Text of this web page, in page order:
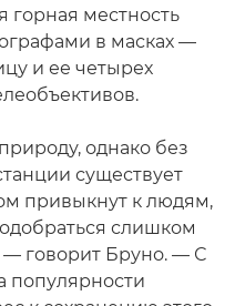
горная местность
в масках —
и ее четырех
однако без
существует
привыкнут к людям,
слишком
— говорит Бруно. — С
популярности